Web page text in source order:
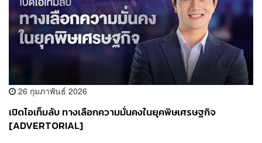
26 กุมภาพันธ์ 2026
เปิดไอเท็มลับ ทางเลือกความมั่นคงในยุคพิษเศรษฐกิจ
[ADVERTORIAL]